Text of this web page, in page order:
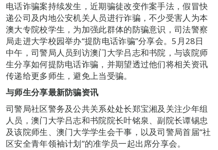
电话诈骗案持续发生，近期骗徒改变作案手法，假冒快
递公司及内地公安机关人员进行诈骗，不少受害人为本
澳大专院校学生，为加强此群体的防骗意识，司法警察
局走进大学校园举办“提防电话诈骗”分享会。5月28日
中午，司警局人员到访澳门大学吕志和书院，与该院师
生分享如何提防电话诈骗，并期望透过他们将相关资讯
传递给更多师生，避免上当受骗。
与师生分享最新防骗资讯
司警局社区警务及公共关系处处长郑宝湘及关注少年组
人员，澳门大学吕志和书院院长叶铭泉、副院长谭锡忠
及该院师生、澳门大学学生会干事，以及司警局首届“社
区安全青年领袖计划”的准学员一起出席分享会。